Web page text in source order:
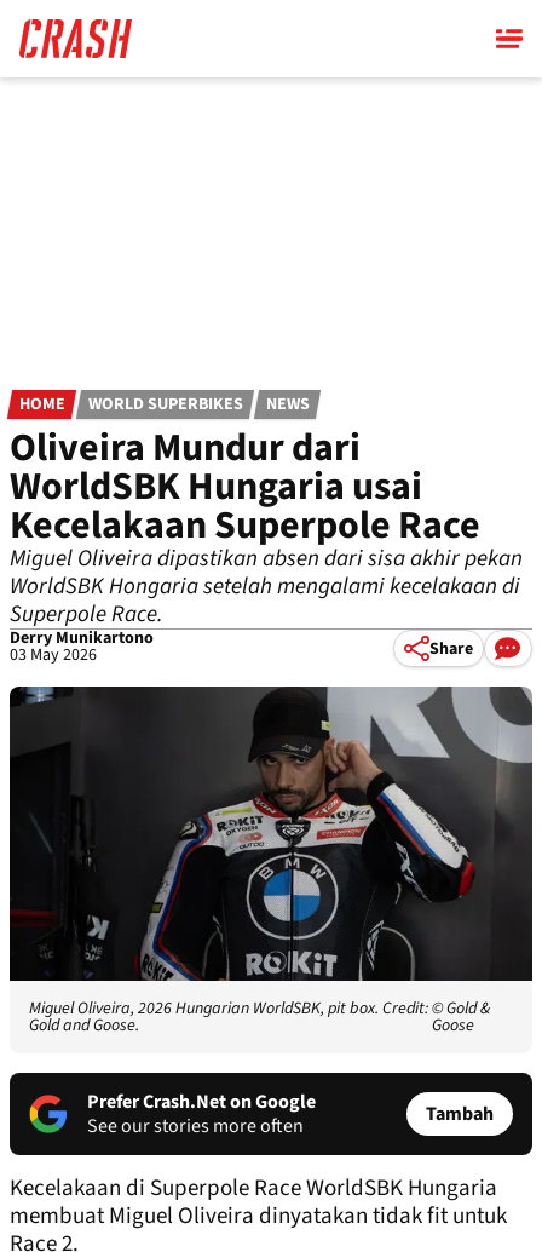
main
content
HOME WORLD SUPERBIKES NEWS
Oliveira Mundur dari
WorldSBK Hungaria usai
Kecelakaan Superpole Race
Miguel Oliveira dipastikan absen dari sisa akhir pekan
WorldSBK Hongaria setelah mengalami kecelakaan di
Superpole Race.
Derry Munikartono
03 May 2026 Share
Miguel Oliveira, 2026 Hungarian WorldSBK, pit box. Credit:
Gold and Goose.
© Gold &
Goose
Prefer Crash.Net on Google
See our stories more often
Tambah
Kecelakaan di Superpole Race WorldSBK Hungaria
membuat Miguel Oliveira dinyatakan tidak fit untuk
Race 2.